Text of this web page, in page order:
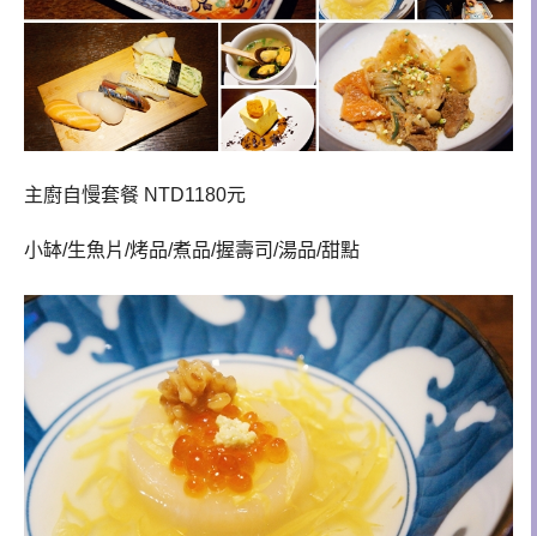
主廚自慢套餐 NTD1180元
小缽/生魚片/烤品/煮品/握壽司/湯品/甜點